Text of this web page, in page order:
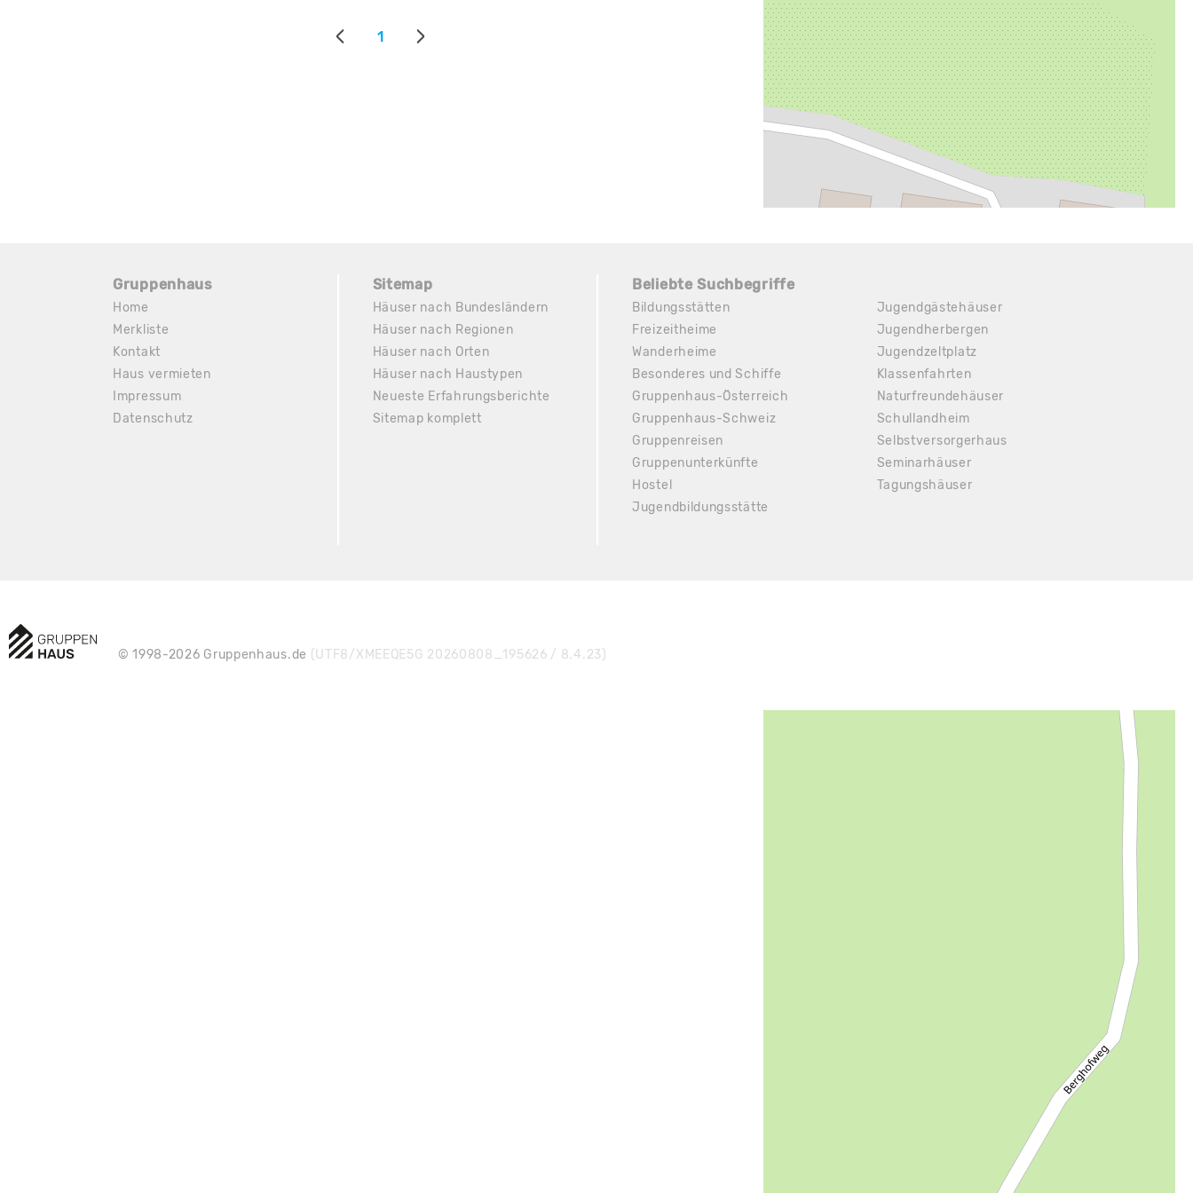
1
Gruppenhaus
Home
Merkliste
Kontakt
Haus vermieten
Impressum
Datenschutz
Sitemap
Häuser nach Bundesländern
Häuser nach Regionen
Häuser nach Orten
Häuser nach Haustypen
Neueste Erfahrungsberichte
Sitemap komplett
Beliebte Suchbegriffe
Bildungsstätten
Freizeitheime
Wanderheime
Besonderes und Schiffe
Gruppenhaus-Österreich
Gruppenhaus-Schweiz
Gruppenreisen
Gruppenunterkünfte
Hostel
Jugendbildungsstätte
Jugendgästehäuser
Jugendherbergen
Jugendzeltplatz
Klassenfahrten
Naturfreundehäuser
Schullandheim
Selbstversorgerhaus
Seminarhäuser
Tagungshäuser
© 1998-2026 Gruppenhaus.de (UTF8/XMEEQE5G 20260808_195626 / 8.4.23)